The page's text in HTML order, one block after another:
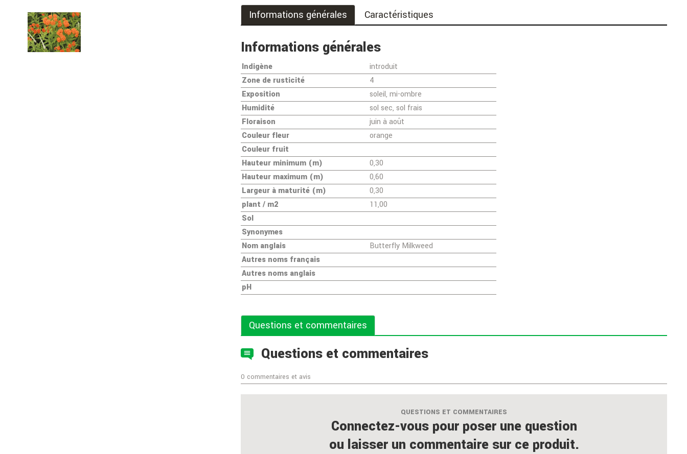
Informations générales Caractéristiques
Informations générales
Indigène
introduit
Zone de rusticité
4
Exposition
soleil, mi-ombre
Humidité
sol sec, sol frais
Floraison
juin à août
Couleur fleur
orange
Couleur fruit
Hauteur minimum (m)
0,30
Hauteur maximum (m)
0,60
Largeur à maturité (m)
0,30
plant / m2
11,00
Sol
Synonymes
Nom anglais
Butterfly Milkweed
Autres noms français
Autres noms anglais
pH
Questions et commentaires
Questions et commentaires
0 commentaires et avis
QUESTIONS ET COMMENTAIRES
Connectez-vous pour poser une question
ou laisser un commentaire sur ce produit.